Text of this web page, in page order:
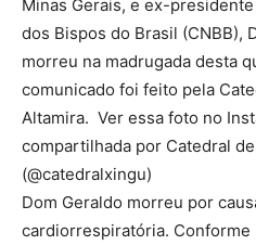
Minas Gerais, e ex-
dos Bispos do Brasil (CNBB),
morreu na madrugada desta
comunicado foi feito pela
Altamira. Ver essa foto no
compartilhada por Catedral
(@catedralxingu)
Dom Geraldo morreu por
cardiorrespiratória. Conforme